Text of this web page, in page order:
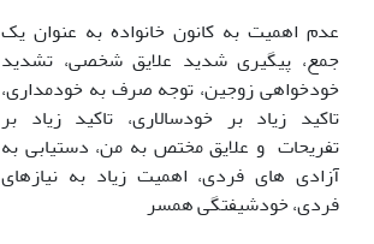
عدم اهمیت به کانون خانواده به عنوان یک
جمع، پیگیری شدید علایق شخصی، تشدید
خودخواهی زوجین، توجه صرف به خودمداری،
تاکید زیاد بر خودسالاری، تاکید زیاد بر
تفریحات و علایق مختص به من، دستیابی به
آزادی های فردی، اهمیت زیاد به نیازهای
فردی، خودشیفتگی همسر